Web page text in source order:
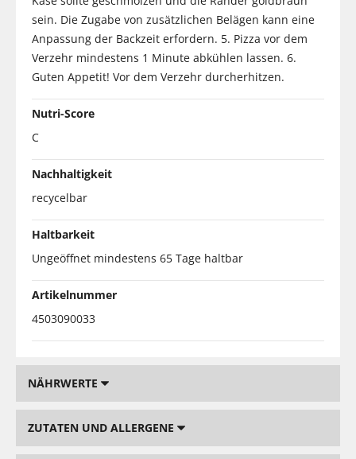
sein. Die Zugabe von zusätzlichen Belägen kann eine
Anpassung der Backzeit erfordern. 5. Pizza vor dem
Verzehr mindestens 1 Minute abkühlen lassen. 6.
Guten Appetit! Vor dem Verzehr durcherhitzen.
Nutri-Score
C
Nachhaltigkeit
recycelbar
Haltbarkeit
Ungeöffnet mindestens 65 Tage haltbar
Artikelnummer
4503090033
NÄHRWERTE
ZUTATEN UND ALLERGENE